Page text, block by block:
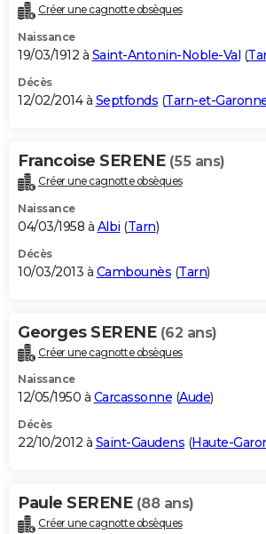
Créer une cagnotte obsèques
Naissance
19/03/1912 à Saint-Antonin-Noble-Val (
Décès
12/02/2014 à Septfonds (Tarn-et-
Francoise SERENE (55 ans)
Créer une cagnotte obsèques
Naissance
04/03/1958 à Albi (Tarn)
Décès
10/03/2013 à Cambounès (Tarn)
Georges SERENE (62 ans)
Créer une cagnotte obsèques
Naissance
12/05/1950 à Carcassonne (Aude)
Décès
22/10/2012 à Saint-Gaudens (Haute-
Paule SERENE (88 ans)
Créer une cagnotte obsèques